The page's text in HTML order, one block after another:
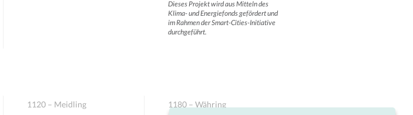
Dieses Projekt wird aus Mitteln des
Klima- und Energiefonds gefördert und
im Rahmen der Smart-Cities-Initiative
durchgeführt.
1120 – Meidling 1180 – Währing